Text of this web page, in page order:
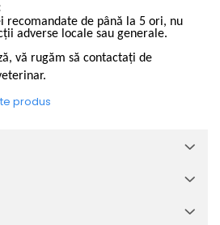
recomandate de până la 5 ori, nu
adverse locale sau generale.
vă rugăm să contactați de
produs